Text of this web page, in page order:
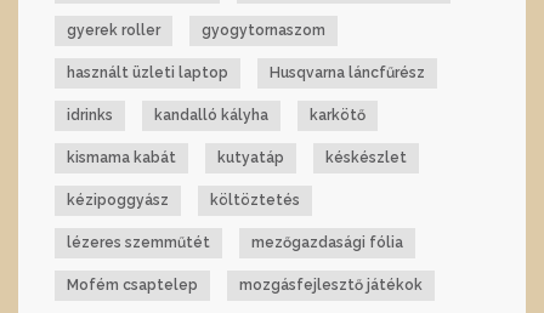
gyerek roller gyogytornaszom
használt üzleti laptop Husqvarna láncfűrész
idrinks kandalló kályha karkötő
kismama kabát kutyatáp késkészlet
kézipoggyász költöztetés
lézeres szemműtét mezőgazdasági fólia
Mofém csaptelep mozgásfejlesztő játékok